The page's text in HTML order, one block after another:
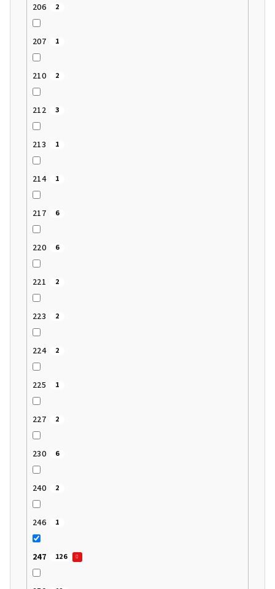
206 2
207 1
210 2
212 3
213 1
214 1
217 6
220 6
221 2
223 2
224 2
225 1
227 2
230 6
240 2
246 1
247 126